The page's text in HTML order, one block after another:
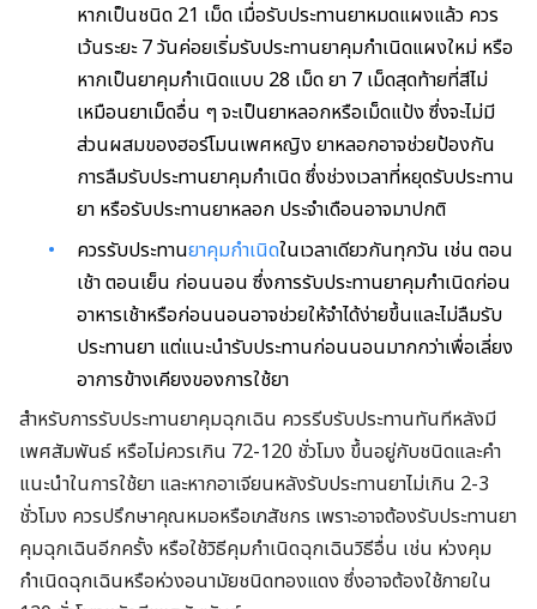
หากเป็นชนิด 21 เม็ด เมื่อรับประทานยาหมดแผงแล้ว ควร
เว้นระยะ 7 วันค่อยเริ่มรับประทานยาคุมกำเนิดแผงใหม่ หรือ
หากเป็นยาคุมกำเนิดแบบ 28 เม็ด ยา 7 เม็ดสุดท้ายที่สีไม่
เหมือนยาเม็ดอื่น ๆ จะเป็นยาหลอกหรือเม็ดแป้ง ซึ่งจะไม่มี
ส่วนผสมของฮอร์โมนเพศหญิง ยาหลอกอาจช่วยป้องกัน
การลืมรับประทานยาคุมกำเนิด ซึ่งช่วงเวลาที่หยุดรับประทาน
ยา หรือรับประทานยาหลอก ประจำเดือนอาจมาปกติ
ควรรับประทานยาคุมกำเนิดในเวลาเดียวกันทุกวัน เช่น ตอน
เช้า ตอนเย็น ก่อนนอน ซึ่งการรับประทานยาคุมกำเนิดก่อน
อาหารเช้าหรือก่อนนอนอาจช่วยให้จำได้ง่ายขึ้นและไม่ลืมรับ
ประทานยา แต่แนะนำรับประทานก่อนนอนมากกว่าเพื่อเลี่ยง
อาการข้างเคียงของการใช้ยา
สำหรับการรับประทานยาคุมฉุกเฉิน ควรรีบรับประทานทันทีหลังมี
เพศสัมพันธ์ หรือไม่ควรเกิน 72-120 ชั่วโมง ขึ้นอยู่กับชนิดและคำ
แนะนำในการใช้ยา และหากอาเจียนหลังรับประทานยาไม่เกิน 2-3
ชั่วโมง ควรปรึกษาคุณหมอหรือเภสัชกร เพราะอาจต้องรับประทานยา
คุมฉุกเฉินอีกครั้ง หรือใช้วิธีคุมกำเนิดฉุกเฉินวิธีอื่น เช่น ห่วงคุม
กำเนิดฉุกเฉินหรือห่วงอนามัยชนิดทองแดง ซึ่งอาจต้องใช้ภายใน